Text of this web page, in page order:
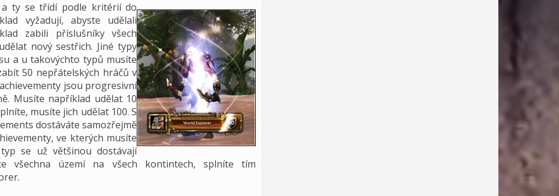
a ty se třídí podle kritérií do
vyžadují, abyste udělali
zabili příslušníky všech
nový sestřich. Jiné typy
a u takovýchto typů musíte
50 nepřátelských hráčů v
jsou progresivní
Musíte například udělat 10
musíte jich udělat 100. S
dostáváte samozřejmě
ve kterých musíte
se už většinou dostávají
všechna území na všech kontintech, splníte tím